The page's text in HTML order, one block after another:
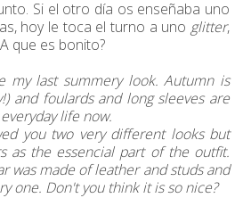
Si el otro día os enseñaba uno
hoy le toca el turno a uno glitter,
que es bonito?
my last summery look. Autumn is
and foulards and long sleeves are
life now.
you two very different looks but
as the essencial part of the outfit.
was made of leather and studs and
one. Don't you think it is so nice?